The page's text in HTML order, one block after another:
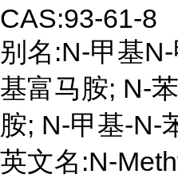
CAS:93-61-8
别名:N-甲基
基富马胺; N-
胺; N-甲基-N-
英文名:N-